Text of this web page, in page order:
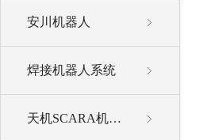
安川机器人
焊接机器人系统
天机SCARA机器人